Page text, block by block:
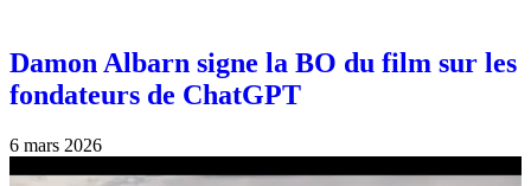
Damon Albarn signe la BO du film sur les
fondateurs de ChatGPT
6 mars 2026